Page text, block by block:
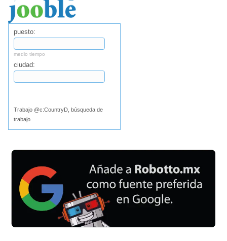
puesto:
medio tiempo
ciudad:
Trabajo @c:CountryD, búsqueda de
trabajo